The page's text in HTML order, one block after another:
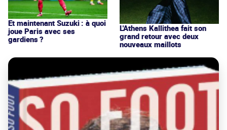
Et maintenant Suzuki : à quoi
joue Paris avec ses
gardiens ?
L'Athens Kallithea fait son
grand retour avec deux
nouveaux maillots